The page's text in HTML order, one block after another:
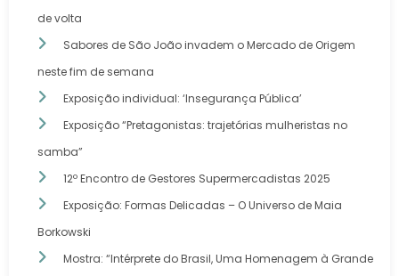
de volta
Sabores de São João invadem o Mercado de Origem
neste fim de semana
Exposição individual: ‘Insegurança Pública’
Exposição “Pretagonistas: trajetórias mulheristas no
samba”
12º Encontro de Gestores Supermercadistas 2025
Exposição: Formas Delicadas – O Universo de Maia
Borkowski
Mostra: “Intérprete do Brasil, Uma Homenagem à Grande